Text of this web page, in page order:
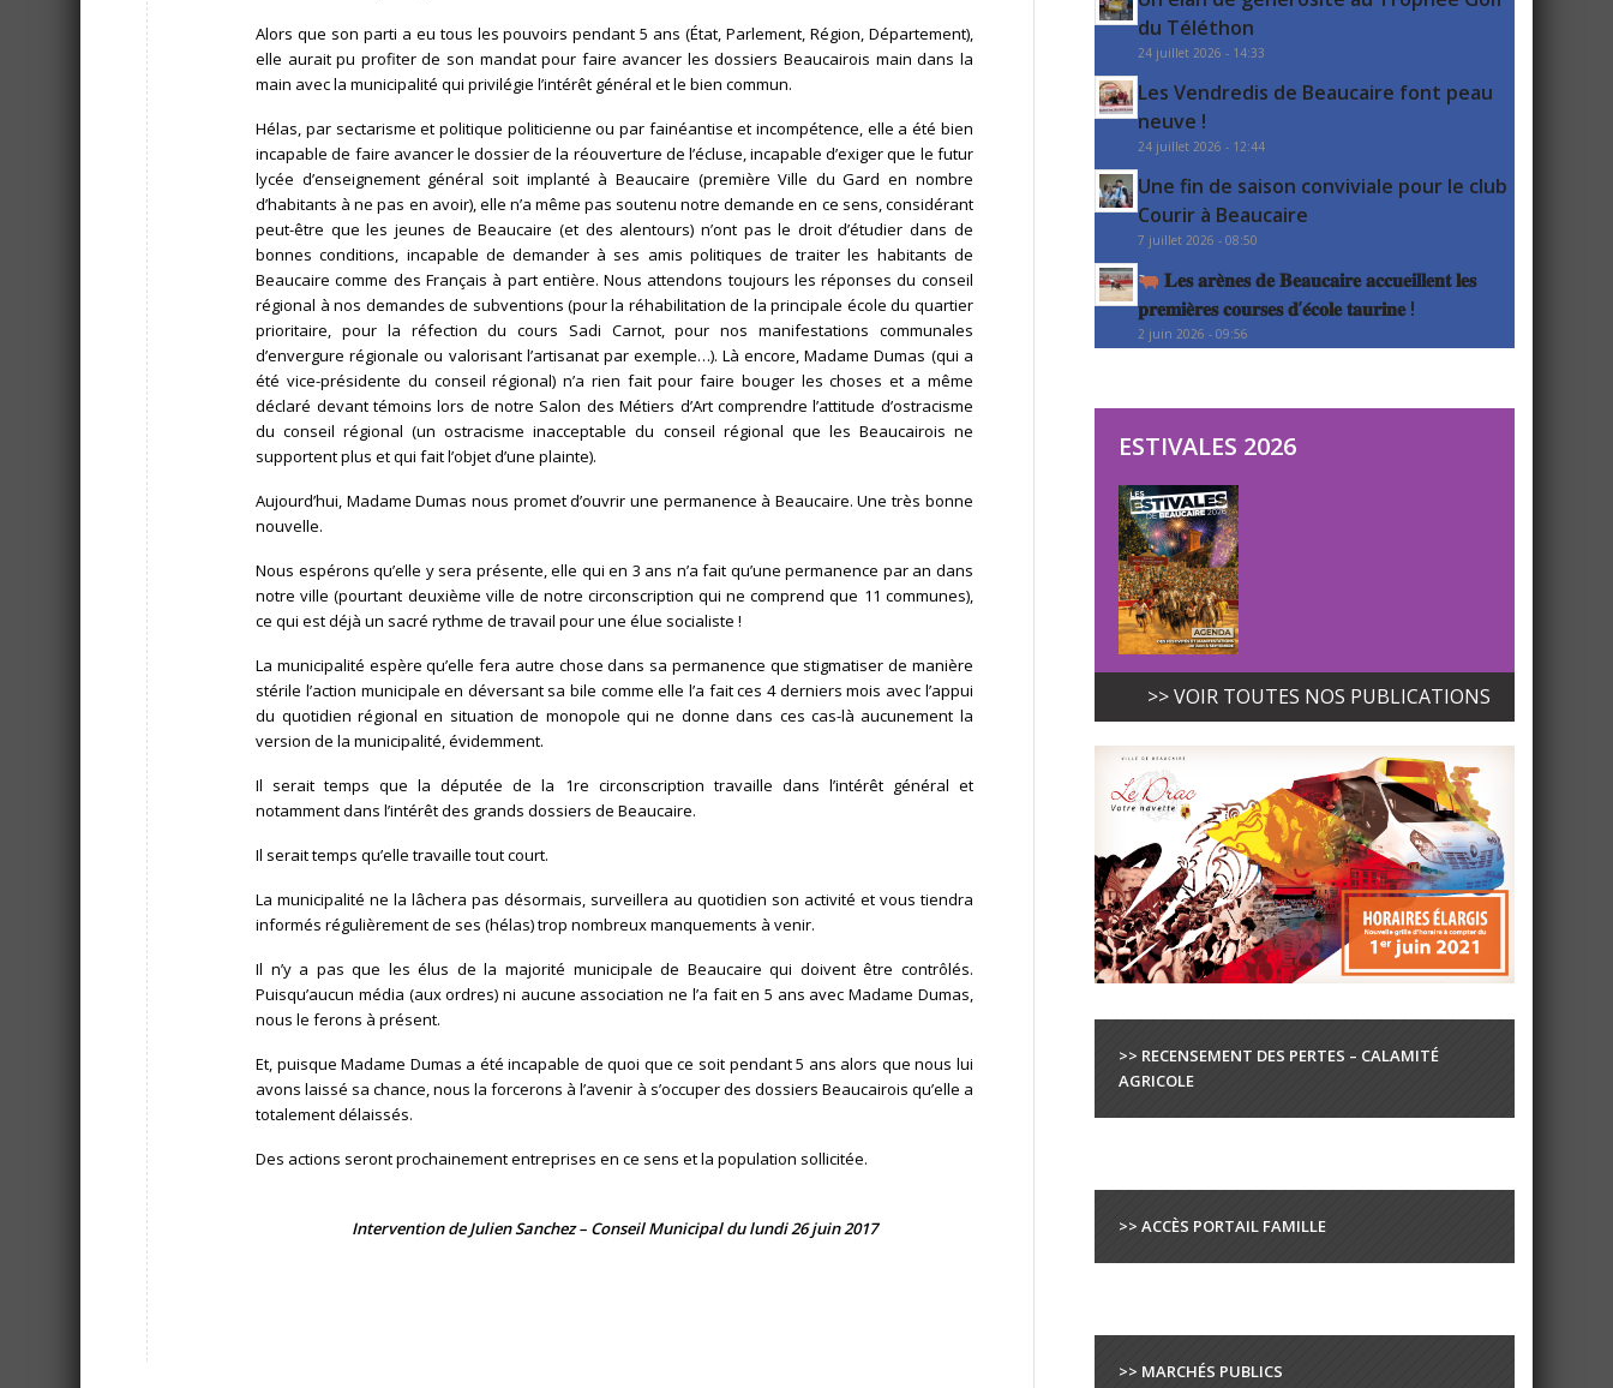
Alors que son parti a eu tous les pouvoirs pendant 5 ans (État, Parlement, Région, Département),
elle aurait pu profiter de son mandat pour faire avancer les dossiers Beaucairois main dans la
main avec la municipalité qui privilégie l’intérêt général et le bien commun.
Hélas, par sectarisme et politique politicienne ou par fainéantise et incompétence, elle a été bien
incapable de faire avancer le dossier de la réouverture de l’écluse, incapable d’exiger que le futur
lycée d’enseignement général soit implanté à Beaucaire (première Ville du Gard en nombre
d’habitants à ne pas en avoir), elle n’a même pas soutenu notre demande en ce sens, considérant
peut-être que les jeunes de Beaucaire (et des alentours) n’ont pas le droit d’étudier dans de
bonnes conditions, incapable de demander à ses amis politiques de traiter les habitants de
Beaucaire comme des Français à part entière. Nous attendons toujours les réponses du conseil
régional à nos demandes de subventions (pour la réhabilitation de la principale école du quartier
prioritaire, pour la réfection du cours Sadi Carnot, pour nos manifestations communales
d’envergure régionale ou valorisant l’artisanat par exemple…). Là encore, Madame Dumas (qui a
été vice-présidente du conseil régional) n’a rien fait pour faire bouger les choses et a même
déclaré devant témoins lors de notre Salon des Métiers d’Art comprendre l’attitude d’ostracisme
du conseil régional (un ostracisme inacceptable du conseil régional que les Beaucairois ne
supportent plus et qui fait l’objet d’une plainte).
Aujourd’hui, Madame Dumas nous promet d’ouvrir une permanence à Beaucaire. Une très bonne
nouvelle.
Nous espérons qu’elle y sera présente, elle qui en 3 ans n’a fait qu’une permanence par an dans
notre ville (pourtant deuxième ville de notre circonscription qui ne comprend que 11 communes),
ce qui est déjà un sacré rythme de travail pour une élue socialiste !
La municipalité espère qu’elle fera autre chose dans sa permanence que stigmatiser de manière
stérile l’action municipale en déversant sa bile comme elle l’a fait ces 4 derniers mois avec l’appui
du quotidien régional en situation de monopole qui ne donne dans ces cas-là aucunement la
version de la municipalité, évidemment.
Il serait temps que la députée de la 1re circonscription travaille dans l’intérêt général et
notamment dans l’intérêt des grands dossiers de Beaucaire.
Il serait temps qu’elle travaille tout court.
La municipalité ne la lâchera pas désormais, surveillera au quotidien son activité et vous tiendra
informés régulièrement de ses (hélas) trop nombreux manquements à venir.
Il n’y a pas que les élus de la majorité municipale de Beaucaire qui doivent être contrôlés.
Puisqu’aucun média (aux ordres) ni aucune association ne l’a fait en 5 ans avec Madame Dumas,
nous le ferons à présent.
Et, puisque Madame Dumas a été incapable de quoi que ce soit pendant 5 ans alors que nous lui
avons laissé sa chance, nous la forcerons à l’avenir à s’occuper des dossiers Beaucairois qu’elle a
totalement délaissés.
Des actions seront prochainement entreprises en ce sens et la population sollicitée.
Intervention de Julien Sanchez – Conseil Municipal du lundi 26 juin2017
du Téléthon
24 juillet 2026 - 14:33
Les Vendredis de Beaucaire font peau
neuve !
24 juillet 2026 - 12:44
Une fin de saison conviviale pour le club
Courir à Beaucaire
7 juillet 2026 - 08:50
𝐋𝐞𝐬 𝐚𝐫𝐞̀𝐧𝐞𝐬 𝐝𝐞 𝐁𝐞𝐚𝐮𝐜𝐚𝐢𝐫𝐞 𝐚𝐜𝐜𝐮𝐞𝐢𝐥𝐥𝐞𝐧𝐭 𝐥𝐞𝐬
𝐩𝐫𝐞𝐦𝐢𝐞̀𝐫𝐞𝐬 𝐜𝐨𝐮𝐫𝐬𝐞𝐬 𝐝’𝐞́𝐜𝐨𝐥𝐞 𝐭𝐚𝐮𝐫𝐢𝐧𝐞 !
2 juin 2026 - 09:56
ESTIVALES 2026
>> VOIR TOUTES NOS PUBLICATIONS
>> RECENSEMENT DES PERTES – CALAMITÉ
AGRICOLE
>> ACCÈS PORTAIL FAMILLE
>> MARCHÉS PUBLICS